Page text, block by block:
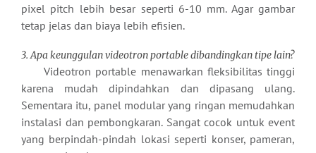
pixel pitch lebih besar seperti 6-10 mm. Agar gambar
tetap jelas dan biaya lebih efisien.
3. Apa keunggulan videotron portable dibandingkan tipe lain?
Videotron portable menawarkan fleksibilitas tinggi
karena mudah dipindahkan dan dipasang ulang.
Sementara itu, panel modular yang ringan memudahkan
instalasi dan pembongkaran. Sangat cocok untuk event
yang berpindah-pindah lokasi seperti konser, pameran,